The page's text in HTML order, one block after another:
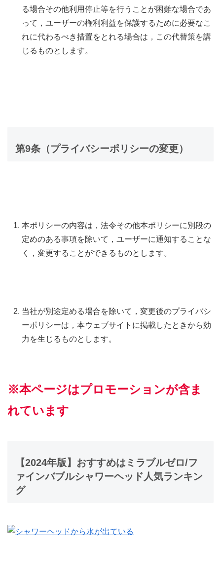
る場合その他利用停止等を行うことが困難な場合であ
って，ユーザーの権利利益を保護するために必要なこ
れに代わるべき措置をとれる場合は，この代替策を講
じるものとします。
第9条（プライバシーポリシーの変更）
本ポリシーの内容は，法令その他本ポリシーに別段の
定めのある事項を除いて，ユーザーに通知することな
く，変更することができるものとします。
当社が別途定める場合を除いて，変更後のプライバシ
ーポリシーは，本ウェブサイトに掲載したときから効
力を生じるものとします。
※本ページはプロモーションが含ま
れています
【2024年版】おすすめはミラブルゼロ/フ
ァインバブルシャワーヘッド人気ランキン
グ